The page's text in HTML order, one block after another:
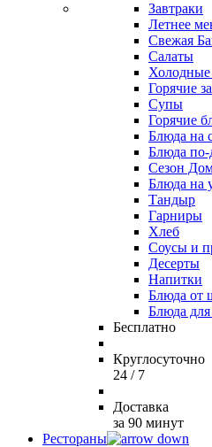
Завтраки
Летнее
Свежая
Салаты
Холодные
Горячие
Супы
Горячие
Блюда на
Блюда
Сезон
Блюда на
Тандыр
Гарниры
Хлеб
Соусы и
Десерты
Напитки
Блюда от
Блюда для
Бесплатно
Круглосуточно
24 / 7
Доставка
за 90 минут
Рестораны